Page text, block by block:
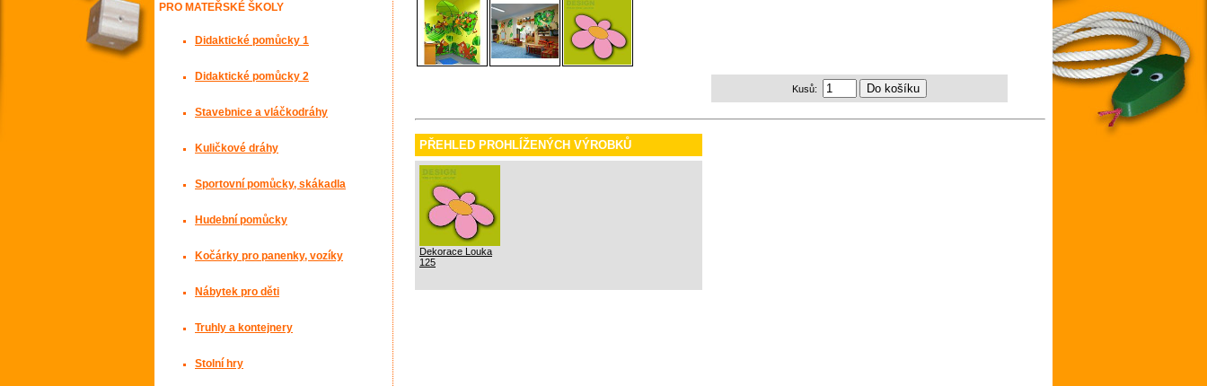
Kusů:
PŘEHLED PROHLÍŽENÝCH VÝROBKŮ
Dekorace Louka
125
PRO MATEŘSKÉ ŠKOLY
Didaktické pomůcky 1
Didaktické pomůcky 2
Stavebnice a vláčkodráhy
Kuličkové dráhy
Sportovní pomůcky, skákadla
Hudební pomůcky
Kočárky pro panenky, vozíky
Nábytek pro děti
Truhly a kontejnery
Stolní hry